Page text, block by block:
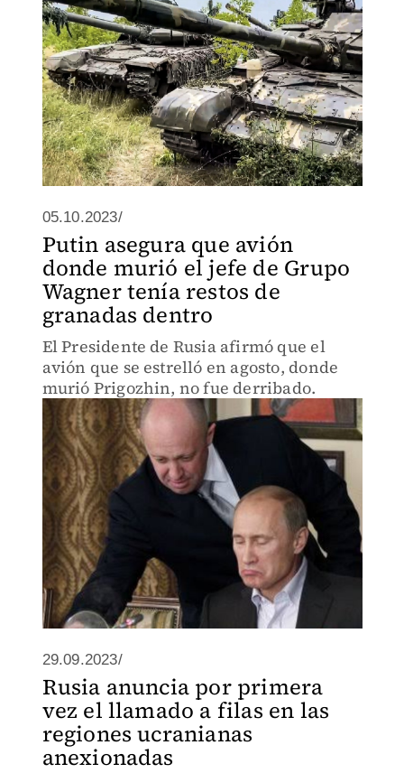
05.10.2023/
Putin asegura que avión
donde murió el jefe de Grupo
Wagner tenía restos de
granadas dentro
El Presidente de Rusia afirmó que el
avión que se estrelló en agosto, donde
murió Prigozhin, no fue derribado.
29.09.2023/
Rusia anuncia por primera
vez el llamado a filas en las
regiones ucranianas
anexionadas